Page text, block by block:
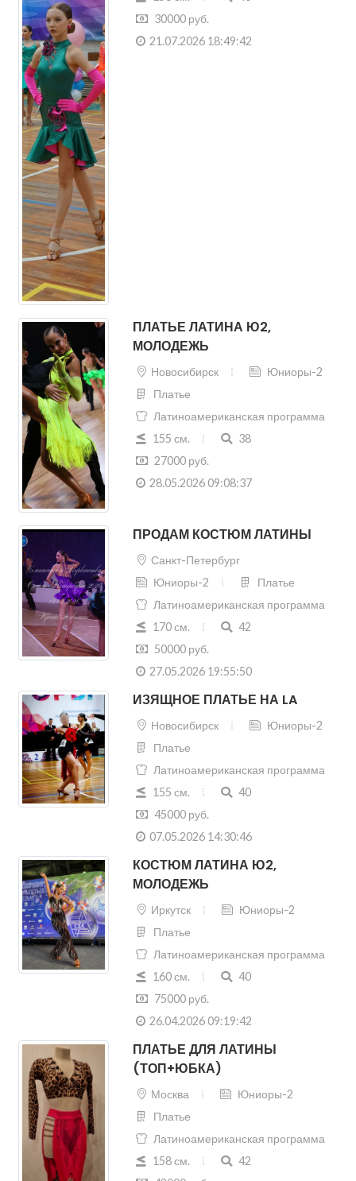
Платье
Латиноамериканская программа
155 см.
38
27000 руб.
28.05.2026 09:08:37
ПРОДАМ КОСТЮМ ЛАТИНЫ
Латиноамериканская программа
170 см.
42
50000 руб.
27.05.2026 19:55:50
ИЗЯЩНОЕ ПЛАТЬЕ НА LA
Латиноамериканская программа
155 см.
40
45000 руб.
07.05.2026 14:30:46
КОСТЮМ ЛАТИНА Ю2,
МОЛОДЕЖЬ
Иркутск
Юниоры-2
Платье
Латиноамериканская программа
160 см.
40
75000 руб.
26.04.2026 09:19:42
ПЛАТЬЕ ДЛЯ ЛАТИНЫ
(ТОП+ЮБКА)
Москва
Юниоры-2
Платье
Латиноамериканская программа
158 см.
42
42000 руб.
06.04.2026 16:29:24